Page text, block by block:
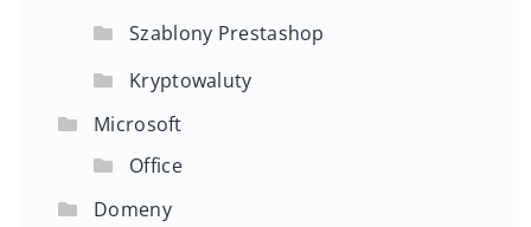
Szablony Prestashop
Kryptowaluty
Microsoft
Office
Domeny